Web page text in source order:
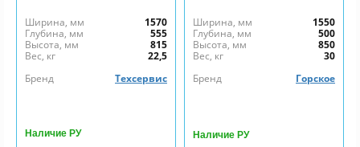
Ширина, мм
1570
Глубина, мм
555
Высота, мм
815
Вес, кг
22,5
Бренд
Техсервис
Наличие РУ
Ширина, мм
1550
Глубина, мм
500
Высота, мм
850
Вес, кг
30
Бренд
Горское
Наличие РУ